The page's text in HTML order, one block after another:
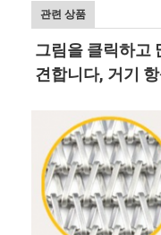
관련 상품
그림을 클릭하고
견합니다, 거기